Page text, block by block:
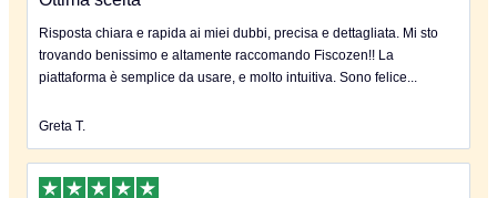
Risposta chiara e rapida ai miei dubbi, precisa e dettagliata. Mi sto
trovando benissimo e altamente raccomando Fiscozen!! La
piattaforma è semplice da usare, e molto intuitiva. Sono felice...
Greta T.